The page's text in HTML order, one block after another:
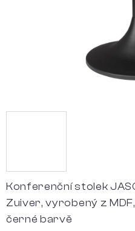
Konferenční stolek
Zuiver, vyrobený z
černé barvě